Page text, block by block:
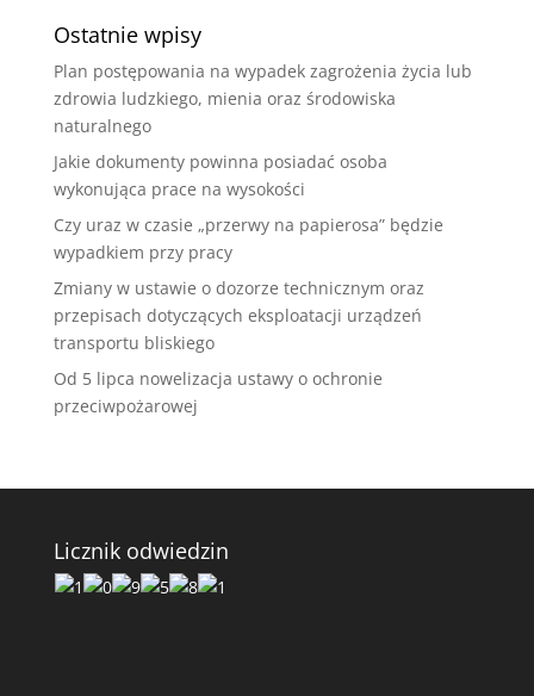
Ostatnie wpisy
Plan postępowania na wypadek zagrożenia życia lub
zdrowia ludzkiego, mienia oraz środowiska
naturalnego
Jakie dokumenty powinna posiadać osoba
wykonująca prace na wysokości
Czy uraz w czasie „przerwy na papierosa” będzie
wypadkiem przy pracy
Zmiany w ustawie o dozorze technicznym oraz
przepisach dotyczących eksploatacji urządzeń
transportu bliskiego
Od 5 lipca nowelizacja ustawy o ochronie
przeciwpożarowej
Licznik odwiedzin